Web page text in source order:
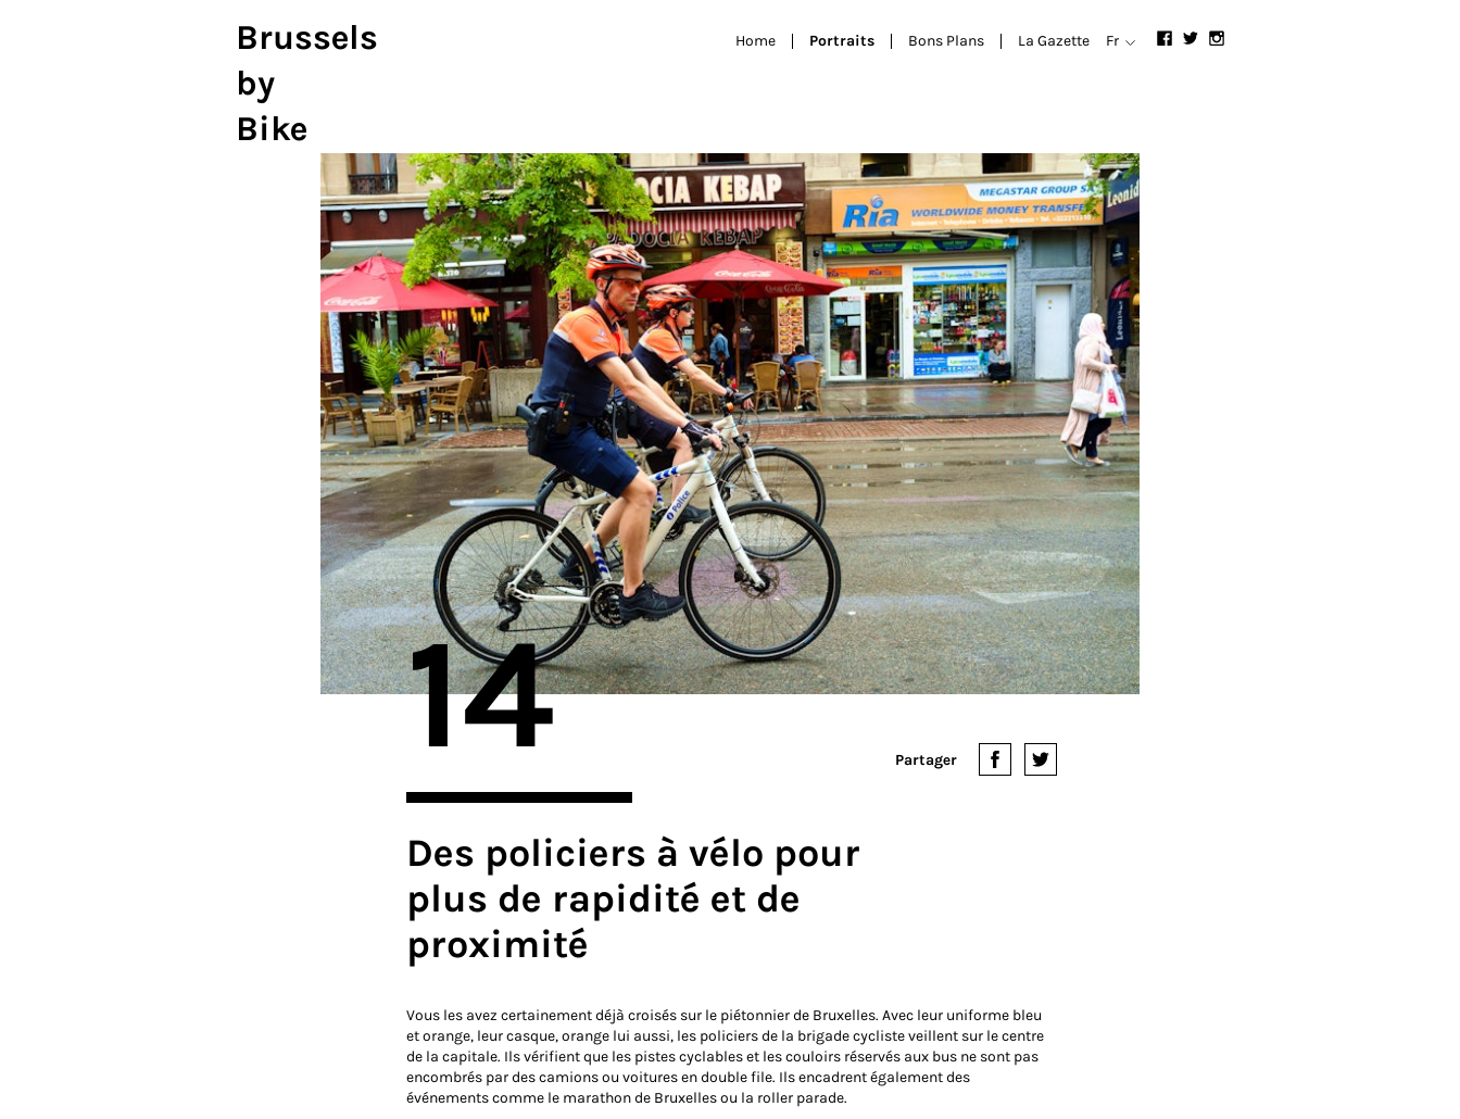
Brussels
by
Bike
Home Portraits Bons Plans La Gazette Fr
14 Partager
Des policiers à vélo pour
plus de rapidité et de
proximité
Vous les avez certainement déjà croisés sur le piétonnier de Bruxelles. Avec leur uniforme bleu
et orange, leur casque, orange lui aussi, les policiers de la brigade cycliste veillent sur le centre
de la capitale. Ils vérifient que les pistes cyclables et les couloirs réservés aux bus ne sont pas
encombrés par des camions ou voitures en double file. Ils encadrent également des
événements comme le marathon de Bruxelles ou la roller parade.